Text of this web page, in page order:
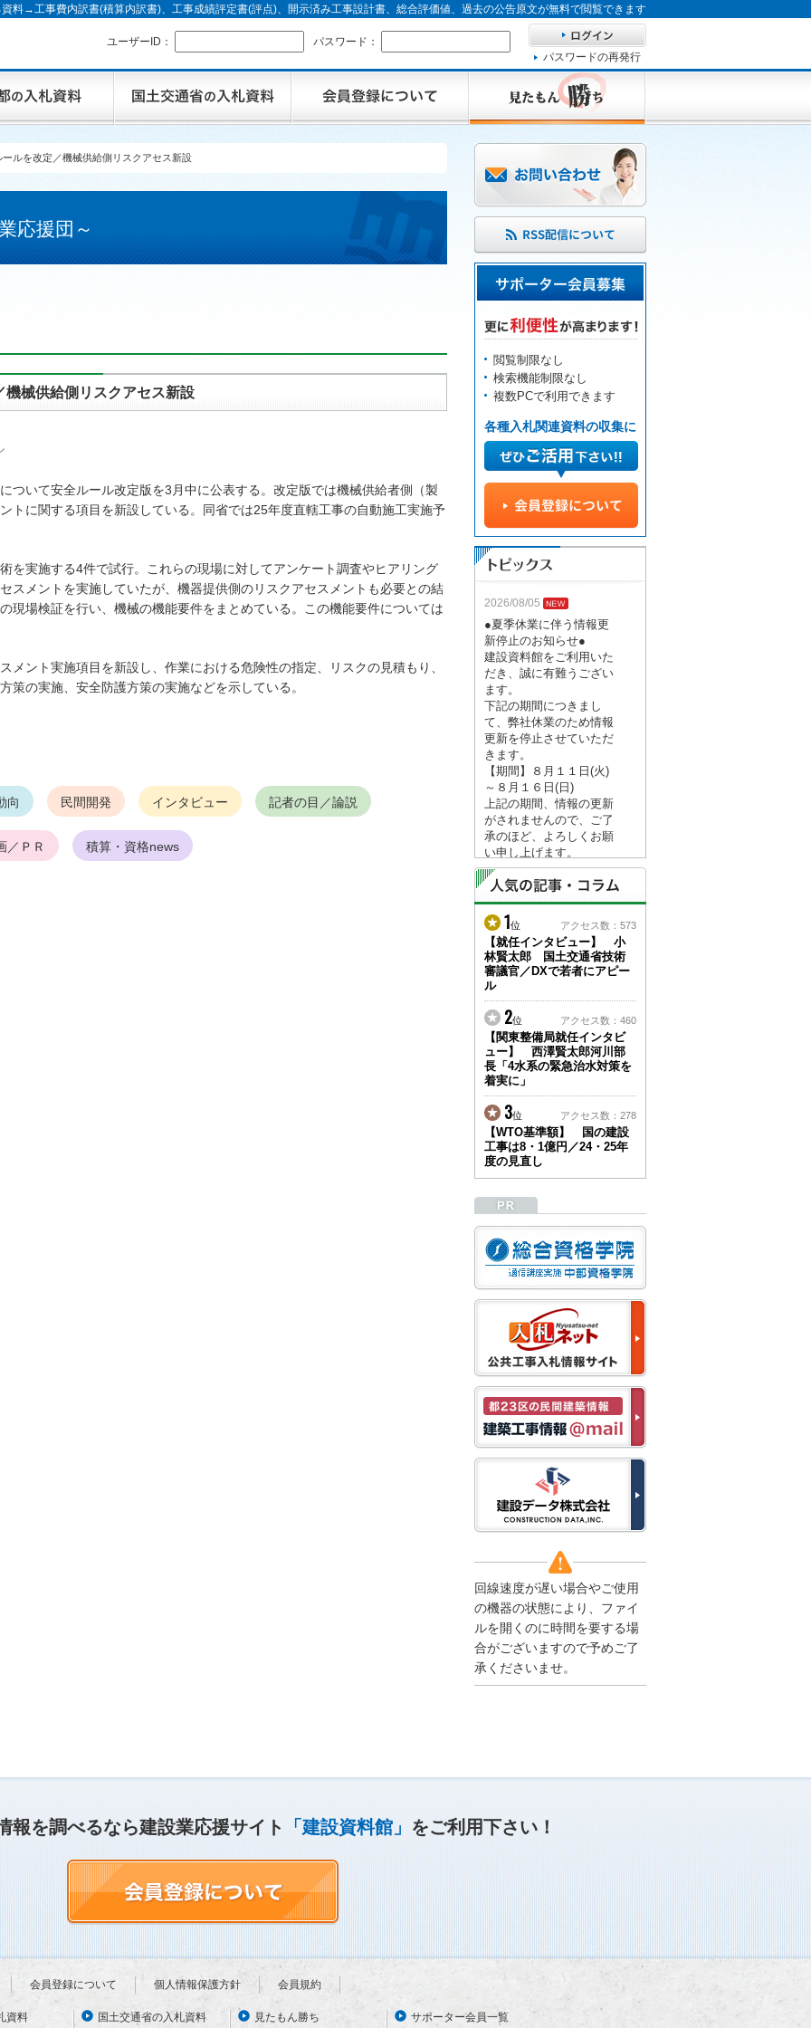
資料→工事費内訳書(積算内訳書)、工事成績評定書(評点)、開示済み工事設計書、総合評価値、過去の公告原文が無料で閲覧できます
ユーザーID：
パスワード：
パスワードの再発行
ルを改定／機械供給側リスクアセス新設
応援団～
械供給側リスクアセス新設
ついて安全ルール改定版を3月中に公表する。改定版では機械供給者側（製
トに関する項目を新設している。同省では25年度直轄工事の自動施工実施予
を実施する4件で試行。これらの現場に対してアンケート調査やヒアリング
スメントを実施していたが、機器提供側のリスクアセスメントも必要との結
現場検証を行い、機械の機能要件をまとめている。この機能要件については
ント実施項目を新設し、作業における危険性の指定、リスクの見積もり、
策の実施、安全防護方策の実施などを示している。
向 民間開発 インタビュー 記者の目／論説
／ＰＲ 積算・資格news
閲覧制限なし
検索機能制限なし
複数PCで利用できます
各種入札関連資料の収集に
2026/08/05
●夏季休業に伴う情報更
新停止のお知らせ●
建設資料館をご利用いた
だき、誠に有難うござい
ます。
下記の期間につきまし
て、弊社休業のため情報
更新を停止させていただ
きます。
【期間】８月１１日(火)
～８月１６日(日)
上記の期間、情報の更新
がされませんので、ご了
承のほど、よろしくお願
い申し上げます。
なお、情報は８月１７日
(月)より登録されます。
2026/04/23
●ゴールデンウィークに
伴う情報更新停止のお知
らせ(05/02～05/10)●
ユーザー各位
建設資料館をご利用いた
だき、誠に有難うござい
ます。
下記の期間につきまし
て、弊社休業のため情報
更新を停止させていただ
きます。
【期間】５月２日(土)～
５月１０日(日)
上記の期間、情報の更新
がされませんので、ご了
い申し上げます。
から通常通り運営いたし
ます。
2025/12/22
●年末年始に伴う情報更
新停止のお知らせ●
建設資料館をご利用いた
だき、誠に有難うござい
ます。
下記の期間につきまし
て、弊社休業のため情報
更新を停止させていただ
きます。
【期間】１２月２７日
(土)～１月４日(日)
上記の期間、情報の更新
がされませんので、ご了
承のほど、よろしくお願
なお、情報は１月５日
(月)より登録されます。
2025/08/04
●夏季休業に伴う情報更
新停止のお知らせ●
建設資料館をご利用いた
だき、誠に有難うござい
がされませんので、ご了
承のほど、よろしくお願
伴う情報更新停止のお知
らせ(04/26～04/29、05/0
ユーザー各位
1位 アクセス数：573
【就任インタビュー】 小
林賢太郎 国土交通省技術
審議官／DXで若者にアピー
ル
2位 アクセス数：460
【関東整備局就任インタビ
ュー】 西澤賢太郎河川部
長「4水系の緊急治水対策を
着実に」
3位 アクセス数：278
【WTO基準額】 国の建設
工事は8・1億円／24・25年
度の見直し
回線速度が遅い場合やご使用
の機器の状態により、ファイ
ルを開くのに時間を要する場
合がございますので予めご了
承くださいませ。
報を調べるなら建設業応援サイト 「建設資料館」 をご利用下さい！
会員登録について 個人情報保護方針 会員規約
資料 国土交通省の入札資料 見たもん勝ち サポーター会員一覧